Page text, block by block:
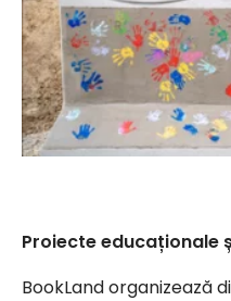
Proiecte educaționale
BookLand organizează